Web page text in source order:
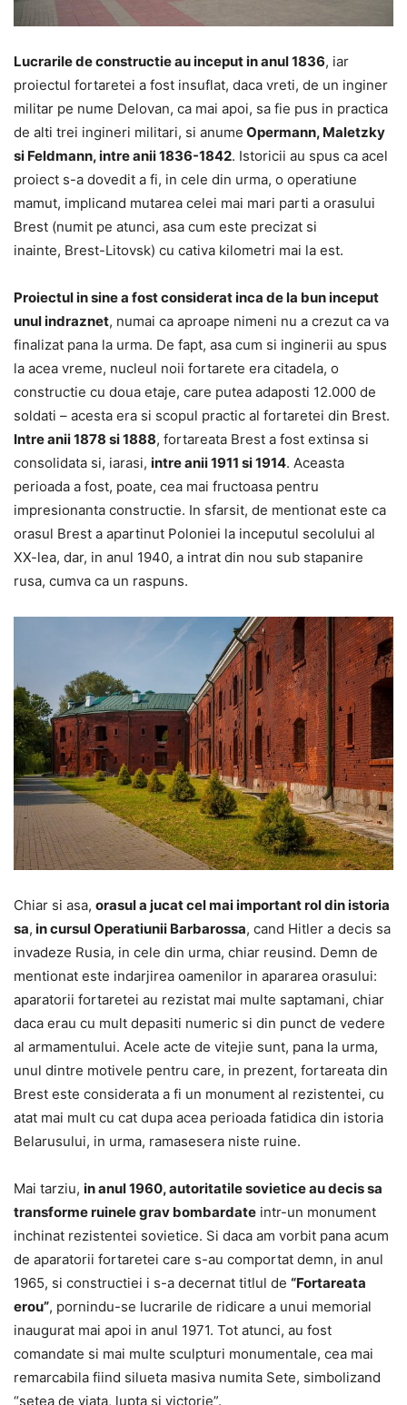
Lucrarile de constructie au inceput in anul 1836, iar
proiectul fortaretei a fost insuflat, daca vreti, de un inginer
militar pe nume Delovan, ca mai apoi, sa fie pus in practica
de alti trei ingineri militari, si anume Opermann, Maletzky
si Feldmann, intre anii 1836-1842. Istoricii au spus ca acel
proiect s-a dovedit a fi, in cele din urma, o operatiune
mamut, implicand mutarea celei mai mari parti a orasului
Brest (numit pe atunci, asa cum este precizat si
inainte, Brest-Litovsk) cu cativa kilometri mai la est.
Proiectul in sine a fost considerat inca de la bun inceput
unul indraznet, numai ca aproape nimeni nu a crezut ca va
finalizat pana la urma. De fapt, asa cum si inginerii au spus
la acea vreme, nucleul noii fortarete era citadela, o
constructie cu doua etaje, care putea adaposti 12.000 de
soldati – acesta era si scopul practic al fortaretei din Brest.
Intre anii 1878 si 1888, fortareata Brest a fost extinsa si
consolidata si, iarasi, intre anii 1911 si 1914. Aceasta
perioada a fost, poate, cea mai fructoasa pentru
impresionanta constructie. In sfarsit, de mentionat este ca
orasul Brest a apartinut Poloniei la inceputul secolului al
XX-lea, dar, in anul 1940, a intrat din nou sub stapanire
rusa, cumva ca un raspuns.
Chiar si asa, orasul a jucat cel mai important rol din istoria
sa, in cursul Operatiunii Barbarossa, cand Hitler a decis sa
invadeze Rusia, in cele din urma, chiar reusind. Demn de
mentionat este indarjirea oamenilor in apararea orasului:
aparatorii fortaretei au rezistat mai multe saptamani, chiar
daca erau cu mult depasiti numeric si din punct de vedere
al armamentului. Acele acte de vitejie sunt, pana la urma,
unul dintre motivele pentru care, in prezent, fortareata din
Brest este considerata a fi un monument al rezistentei, cu
atat mai mult cu cat dupa acea perioada fatidica din istoria
Belarusului, in urma, ramasesera niste ruine.
Mai tarziu, in anul 1960, autoritatile sovietice au decis sa
transforme ruinele grav bombardate intr-un monument
inchinat rezistentei sovietice. Si daca am vorbit pana acum
de aparatorii fortaretei care s-au comportat demn, in anul
1965, si constructiei i s-a decernat titlul de “Fortareata
erou”, pornindu-se lucrarile de ridicare a unui memorial
inaugurat mai apoi in anul 1971. Tot atunci, au fost
comandate si mai multe sculpturi monumentale, cea mai
remarcabila fiind silueta masiva numita Sete, simbolizand
“setea de viata, lupta si victorie”.